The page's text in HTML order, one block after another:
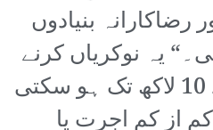
بنیادوں
یہ نوکریاں کرنے
والوں، جن کی تعداد 10 لاکھ تک ہو سکتی
از کم اجرت یا